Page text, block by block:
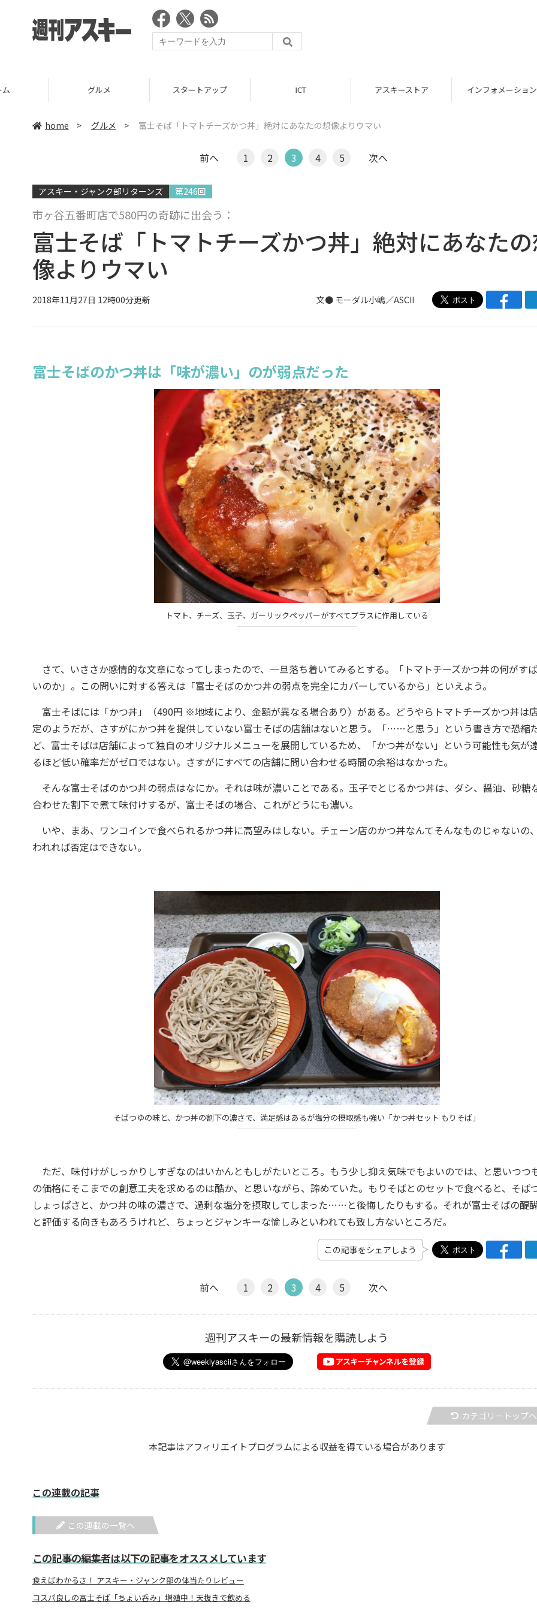
スタートアップ アスキーストア インフォメーション
home > グルメ > 富士そば「トマトチーズかつ丼」絶対にあなたの想像よりウマい
前へ 1 2 3 4 5 次へ
アスキー・ジャンク部リターンズ 第246回
市ヶ谷五番町店で580円の奇跡に出会う：
富士そば「トマトチーズかつ丼」絶対にあなた
像よりウマい
2018年11月27日 12時00分更新 文● モーダル小嶋／ASCII
富士そばのかつ丼は「味が濃い」のが弱点だった
トマト、チーズ、玉子、ガーリックペッパーがすべてプラスに作用している
さて、いささか感情的な文章になってしまったので、一旦落ち着いてみるとする。「トマトチーズかつ丼の何がす
いのか」。この問いに対する答えは「富士そばのかつ丼の弱点を完全にカバーしているから」といえよう。
富士そばには「かつ丼」（490円 ※地域により、金額が異なる場合あり）がある。どうやらトマトチーズかつ丼は
定のようだが、さすがにかつ丼を提供していない富士そばの店舗はないと思う。「……と思う」という書き方で恐縮
ど、富士そばは店舗によって独自のオリジナルメニューを展開しているため、「かつ丼がない」という可能性も気が
るほど低い確率だがゼロではない。さすがにすべての店舗に問い合わせる時間の余裕はなかった。
そんな富士そばのかつ丼の弱点はなにか。それは味が濃いことである。玉子でとじるかつ丼は、ダシ、醤油、砂糖
合わせた割下で煮て味付けするが、富士そばの場合、これがどうにも濃い。
いや、まあ、ワンコインで食べられるかつ丼に高望みはしない。チェーン店のかつ丼なんてそんなものじゃないの
われれば否定はできない。
そばつゆの味と、かつ丼の割下の濃さで、満足感はあるが塩分の摂取感も強い「かつ丼セット もりそば」
ただ、味付けがしっかりしすぎなのはいかんともしがたいところ。もう少し抑え気味でもよいのでは、と思いつつ
の価格にそこまでの創意工夫を求めるのは酷か、と思いながら、諦めていた。もりそばとのセットで食べると、そば
しょっぱさと、かつ丼の味の濃さで、過剰な塩分を摂取してしまった……と後悔したりもする。それが富士そばの醍
と評価する向きもあろうけれど、ちょっとジャンキーな愉しみといわれても致し方ないところだ。
この記事をシェアしよう
前へ 1 2 3 4 5 次へ
週刊アスキーの最新情報を購読しよう
カテゴリートップへ
本記事はアフィリエイトプログラムによる収益を得ている場合があります
この連載の記事
この連載の一覧へ
この記事の編集者は以下の記事をオススメしています
食えばわかるさ！ アスキー・ジャンク部の体当たりレビュー
コスパ良しの富士そば「ちょい呑み」増殖中！天抜きで飲める